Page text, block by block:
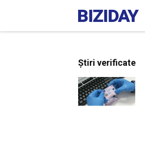
Știri verificate